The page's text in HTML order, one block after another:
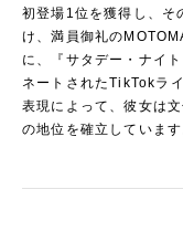
初登場1位を獲得し、
け、満員御礼の
に、『サタデー・ナイ
ネートされたTikTokラ
表現によって、彼女は
の地位を確立しています